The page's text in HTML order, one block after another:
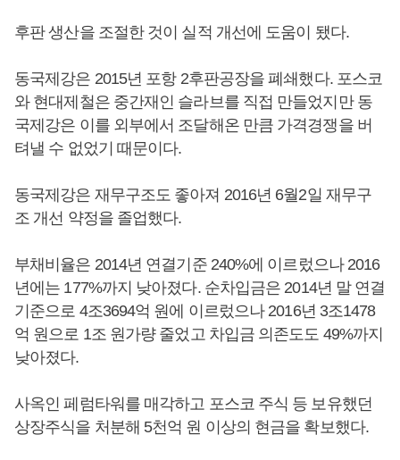
후판 생산을 조절한 것이 실적 개선에 도움이 됐다.
동국제강은 2015년 포항 2후판공장을 폐쇄했다. 포스코
와 현대제철은 중간재인 슬라브를 직접 만들었지만 동
국제강은 이를 외부에서 조달해온 만큼 가격경쟁을 버
텨낼 수 없었기 때문이다.
동국제강은 재무구조도 좋아져 2016년 6월2일 재무구
조 개선 약정을 졸업했다.
부채비율은 2014년 연결기준 240%에 이르렀으나 2016
년에는 177%까지 낮아졌다. 순차입금은 2014년 말 연결
기준으로 4조3694억 원에 이르렀으나 2016년 3조1478
억 원으로 1조 원가량 줄었고 차입금 의존도도 49%까지
낮아졌다.
사옥인 페럼타워를 매각하고 포스코 주식 등 보유했던
상장주식을 처분해 5천억 원 이상의 현금을 확보했다.